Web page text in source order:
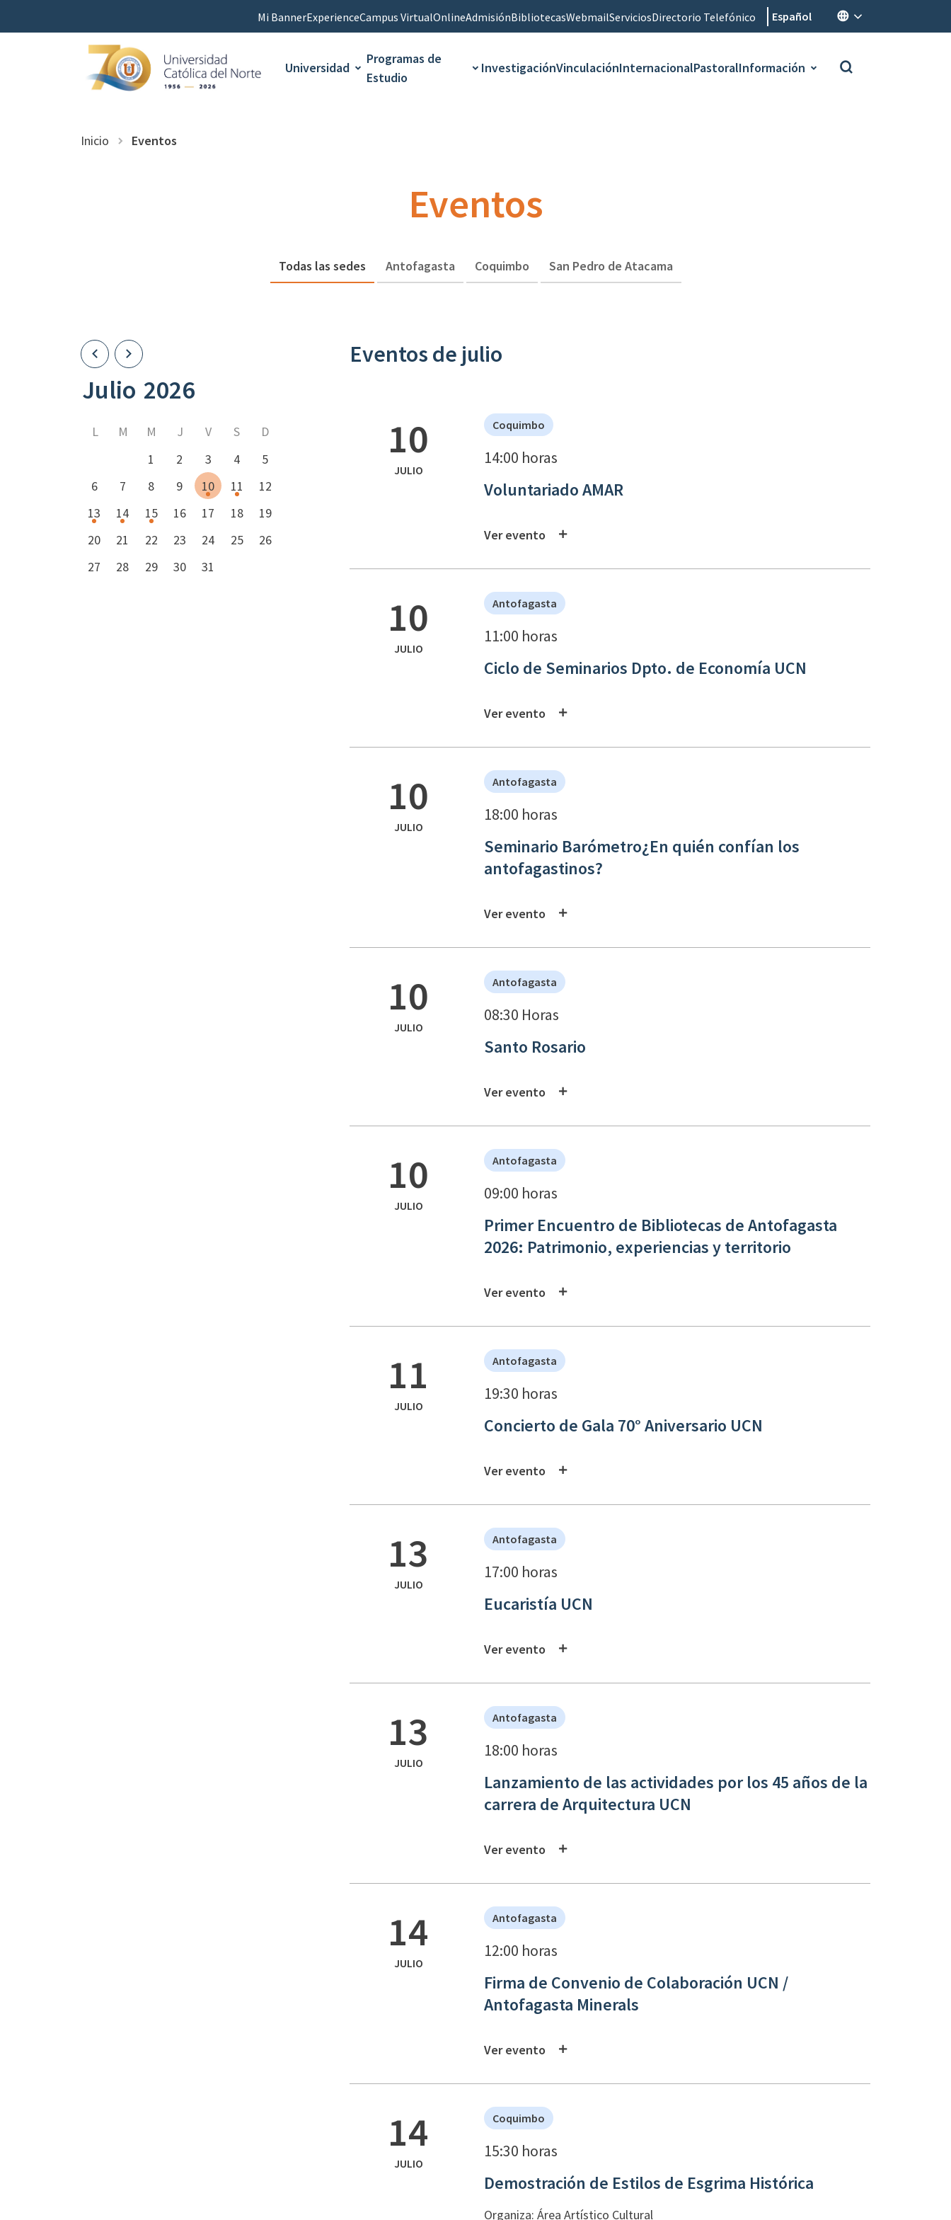
Mi BannerExperienceCampus VirtualOnlineAdmisiónBibliotecasWebmailServiciosDirectorio Telefónico Español
Universidad
Programas de
Estudio
InvestigaciónVinculaciónInternacionalPastoralInformación
Inicio Eventos
Eventos
Todas las sedes Antofagasta Coquimbo San Pedro de Atacama
Julio 2026
L M M J V S
D
1
2 3 4
5
6
7 8 9 10 11
12
13
14 15 16 17 18
19
20
21 22 23 24 25
26
27
28 29 30 31
Eventos de julio
10
JULIO
Coquimbo
14:00 horas
Voluntariado AMAR
Ver evento
10
JULIO
Antofagasta
11:00 horas
Ciclo de Seminarios Dpto. de Economía UCN
Ver evento
10
JULIO
Antofagasta
18:00 horas
Seminario Barómetro¿En quién confían los
antofagastinos?
Ver evento
10
JULIO
Antofagasta
08:30 Horas
Santo Rosario
Ver evento
10
JULIO
Antofagasta
09:00 horas
Primer Encuentro de Bibliotecas de Antofagasta
2026: Patrimonio, experiencias y territorio
Ver evento
11
JULIO
Antofagasta
19:30 horas
Concierto de Gala 70° Aniversario UCN
Ver evento
13
JULIO
Antofagasta
17:00 horas
Eucaristía UCN
Ver evento
13
JULIO
Antofagasta
18:00 horas
Lanzamiento de las actividades por los 45 años de la
carrera de Arquitectura UCN
Ver evento
14
JULIO
Antofagasta
12:00 horas
Firma de Convenio de Colaboración UCN /
Antofagasta Minerals
Ver evento
14
JULIO
Coquimbo
15:30 horas
Demostración de Estilos de Esgrima Histórica
Organiza: Área Artístico Cultural